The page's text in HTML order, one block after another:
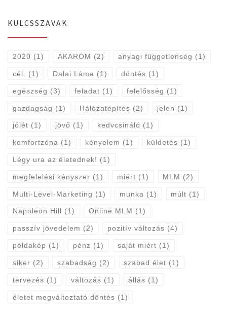
KULCSSZAVAK
2020 (1) AKAROM (2) anyagi függetlenség (1)
cél. (1) Dalai Láma (1) döntés (1)
egészség (3) feladat (1) felelősség (1)
gazdagság (1) Hálózatépítés (2) jelen (1)
jólét (1) jövő (1) kedvcsináló (1)
komfortzóna (1) kényelem (1) küldetés (1)
Légy ura az életednek! (1)
megfelelési kényszer (1) miért (1) MLM (2)
Multi-Level-Marketing (1) munka (1) múlt (1)
Napoleon Hill (1) Online MLM (1)
passzív jövedelem (2) pozitív változás (4)
példakép (1) pénz (1) saját miért (1)
siker (2) szabadság (2) szabad élet (1)
tervezés (1) változás (1) állás (1)
életet megváltoztató döntés (1)